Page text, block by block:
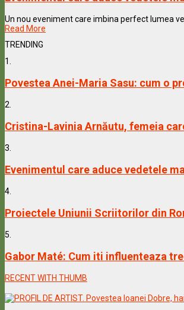
Un nou eveniment care imbina perfect lumea
Read More
TRENDING
1.
Povestea Anei-Maria Sasu: cum o
2.
Cristina-Lavinia Arnăutu, femeia
3.
Evenimentul care aduce vedetele
4.
Proiectele Uniunii Scriitorilor din
5.
Gabor Maté: Cum iti influenteaza
RECENT WITH THUMB